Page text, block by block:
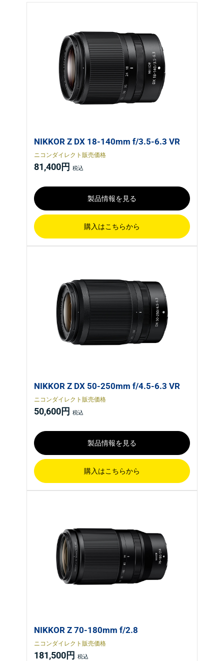
NIKKOR Z DX 18-140mm f/3.5-6.3 VR
ニコンダイレクト販売価格
81,400円
製品情報を見る
購入はこちらから
NIKKOR Z DX 50-250mm f/4.5-6.3 VR
ニコンダイレクト販売価格
50,600円
製品情報を見る
購入はこちらから
NIKKOR Z 70-180mm f/2.8
ニコンダイレクト販売価格
181,500円